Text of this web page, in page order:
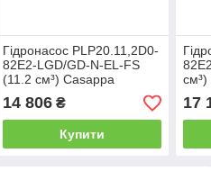
Гідронасос PLP20.11,2D0-
82E2-LGD/GD-N-EL-FS
(11.2 см³) Casappa
14 806₴
Купити
17